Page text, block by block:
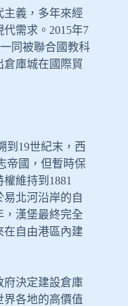
主義，多年來經
需求。2015年7
同被聯合國教科
倉庫城在國際貿
到19世紀末，西
帝國，但暫時保
維持到1881
北河沿岸的自
，漢堡最終完全
在自由港區內建
府決定建設倉庫
界各地的高價值